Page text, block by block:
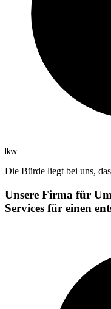
lkw
Die Bürde liegt bei uns,
Unsere Firma für
Services für einen